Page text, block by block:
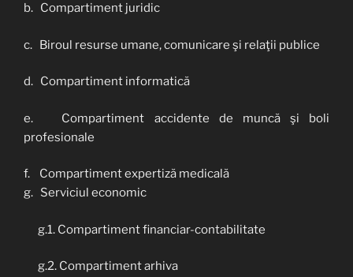
b. Compartiment juridic
c. Biroul resurse umane, comunicare şi relaţii publice
d. Compartiment informatică
e. Compartiment accidente de muncă şi boli
profesionale
f. Compartiment expertiză medicală
g. Serviciul economic
g.1. Compartiment financiar-contabilitate
g.2. Compartiment arhiva